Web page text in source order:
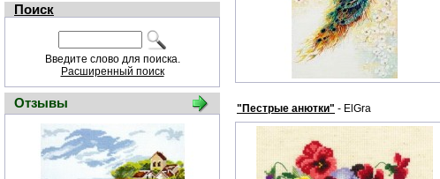
Поиск
Введите слово для поиска.
Расширенный поиск
Отзывы "Пестрые анютки" - ElGra